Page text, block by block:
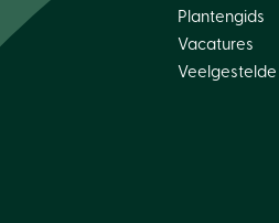
Plantengids
Vacatures